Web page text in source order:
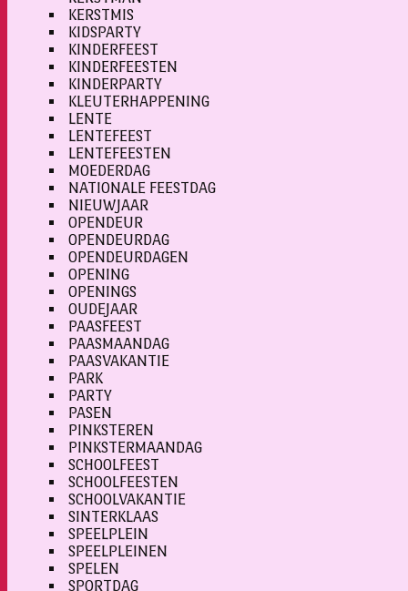
KERSTMIS
KIDSPARTY
KINDERFEEST
KINDERFEESTEN
KINDERPARTY
KLEUTERHAPPENING
LENTE
LENTEFEEST
LENTEFEESTEN
MOEDERDAG
NATIONALE FEESTDAG
NIEUWJAAR
OPENDEUR
OPENDEURDAG
OPENDEURDAGEN
OPENING
OPENINGS
OUDEJAAR
PAASFEEST
PAASMAANDAG
PAASVAKANTIE
PARK
PARTY
PASEN
PINKSTEREN
PINKSTERMAANDAG
SCHOOLFEEST
SCHOOLFEESTEN
SCHOOLVAKANTIE
SINTERKLAAS
SPEELPLEIN
SPEELPLEINEN
SPELEN
SPORTDAG